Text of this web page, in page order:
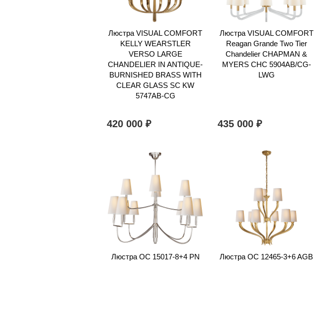
Люстра VISUAL COMFORT
KELLY WEARSTLER
VERSO LARGE
CHANDELIER IN ANTIQUE-
BURNISHED BRASS WITH
CLEAR GLASS SC KW
5747AB-CG
420 000 ₽
Люстра VISUAL COMFORT
Reagan Grande Two Tier
Chandelier CHAPMAN &
MYERS CHC 5904AB/CG-
LWG
435 000₽
Люстра OC 15017-8+4 PN Люстра OC 12465-3+6 AGB